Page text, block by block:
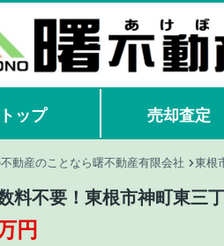
トップ 売却査定
不動産のことなら曙不動産有限会社 東根
料不要！東根市神町東三
円